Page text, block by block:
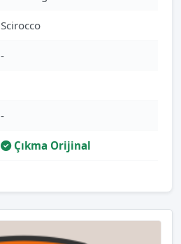
Scirocco
-
-
Çıkma Orijinal